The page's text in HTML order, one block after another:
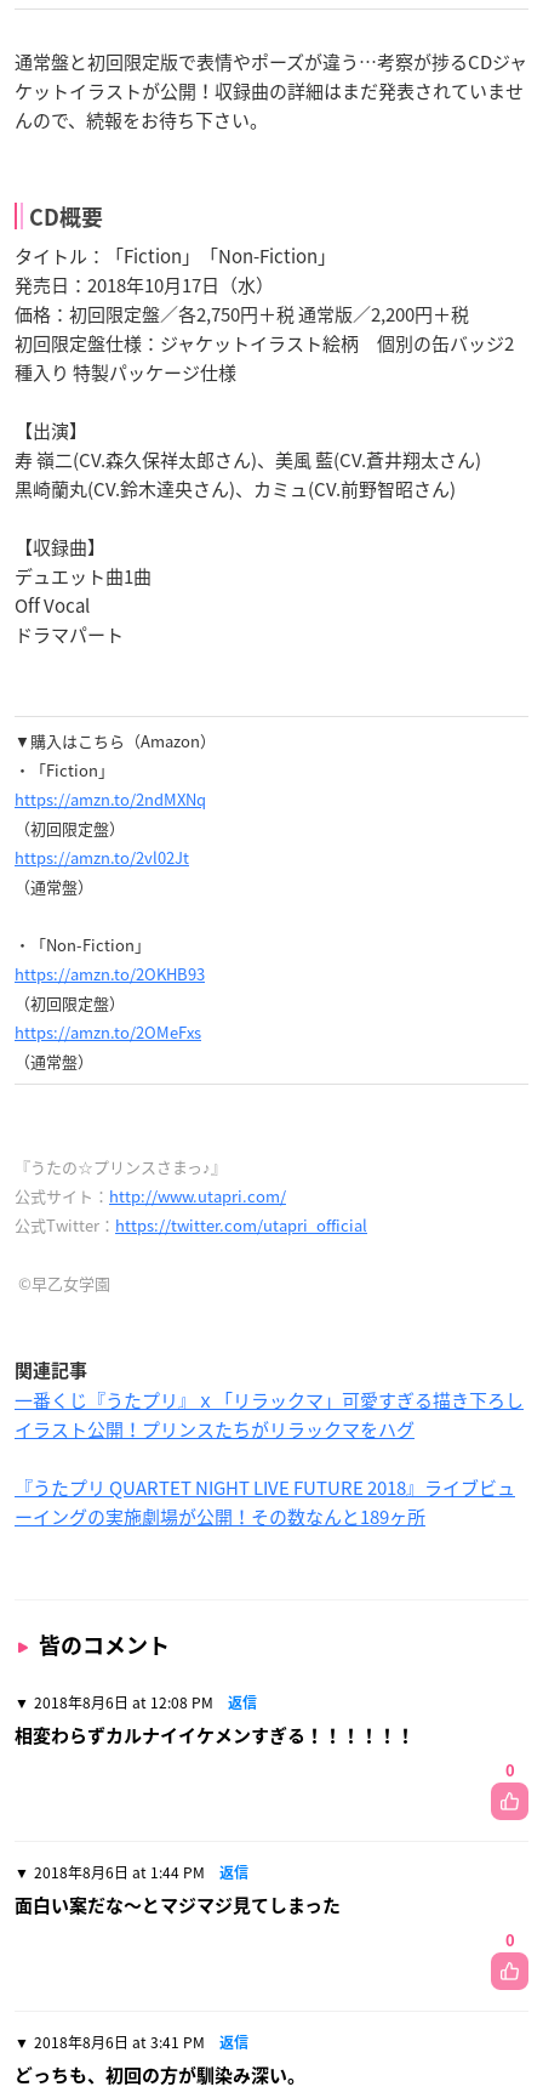
通常盤と初回限定版で表情やポーズが違う…考察が捗るCDジャ
ケットイラストが公開！収録曲の詳細はまだ発表されていませ
んので、続報をお待ち下さい。
CD概要
タイトル：「Fiction」「Non-Fiction」
発売日：2018年10月17日（水）
価格：初回限定盤／各2,750円＋税 通常版／2,200円＋税
初回限定盤仕様：ジャケットイラスト絵柄 個別の缶バッジ2
種入り 特製パッケージ仕様
【出演】
寿 嶺二(CV.森久保祥太郎さん)、美風 藍(CV.蒼井翔太さん)
黒崎蘭丸(CV.鈴木達央さん)、カミュ(CV.前野智昭さん)
【収録曲】
デュエット曲1曲
Off Vocal
ドラマパート
▼購入はこちら（Amazon）
・「Fiction」
https://amzn.to/2ndMXNq
（初回限定盤）
https://amzn.to/2vl02Jt
（通常盤）
・「Non-Fiction」
https://amzn.to/2OKHB93
（初回限定盤）
https://amzn.to/2OMeFxs
（通常盤）
『うたの☆プリンスさまっ♪』
公式サイト： http://www.utapri.com/
公式Twitter： https://twitter.com/utapri_official
©早乙女学園
関連記事
一番くじ『うたプリ』ｘ「リラックマ」可愛すぎる描き下ろし
イラスト公開！プリンスたちがリラックマをハグ
『うたプリ QUARTET NIGHT LIVE FUTURE 2018』ライブビュ
ーイングの実施劇場が公開！その数なんと189ヶ所
皆のコメント
2018年8月6日 at 12:08 PM 返信
相変わらずカルナイイケメンすぎる！！！！！！
0
2018年8月6日 at 1:44 PM 返信
面白い案だな〜とマジマジ見てしまった
0
2018年8月6日 at 3:41 PM 返信
どっちも、初回の方が馴染み深い。